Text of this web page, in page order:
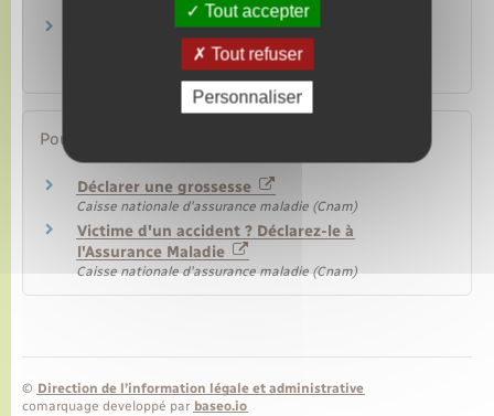
Titres, carte de séjour et documents de
circulation pour étranger en France
Étranger – Europe
Pour en savoir plus
Déclarer une grossesse
Caisse nationale d'assurance maladie (Cnam)
Victime d'un accident ? Déclarez-le à
l'Assurance Maladie
Caisse nationale d'assurance maladie (Cnam)
© Direction de l’information légale et administrative
comarquage developpé par baseo.io
Tout accepter
Tout refuser
Personnaliser